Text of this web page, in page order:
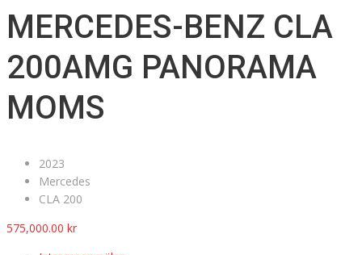
MERCEDES-BENZ CLA
200AMG PANORAMA
MOMS
2023
Mercedes
CLA 200
575,000.00 kr